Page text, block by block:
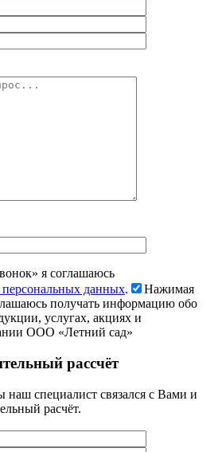
я соглашаюсь
данных.
Нажимая
получать информацию обо
услугах, акциях и
ООО «Летний сад»
рассчёт
наш специалист связался с Вами и
расчёт.